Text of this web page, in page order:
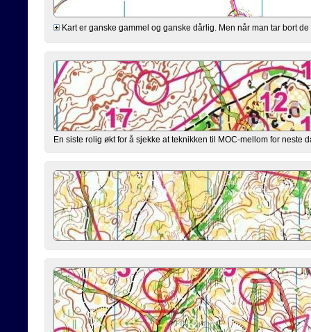
Kart er ganske gammel og ganske dårlig. Men når man tar bort
En siste rolig økt for å sjekke at teknikken til MOC-mellom for neste